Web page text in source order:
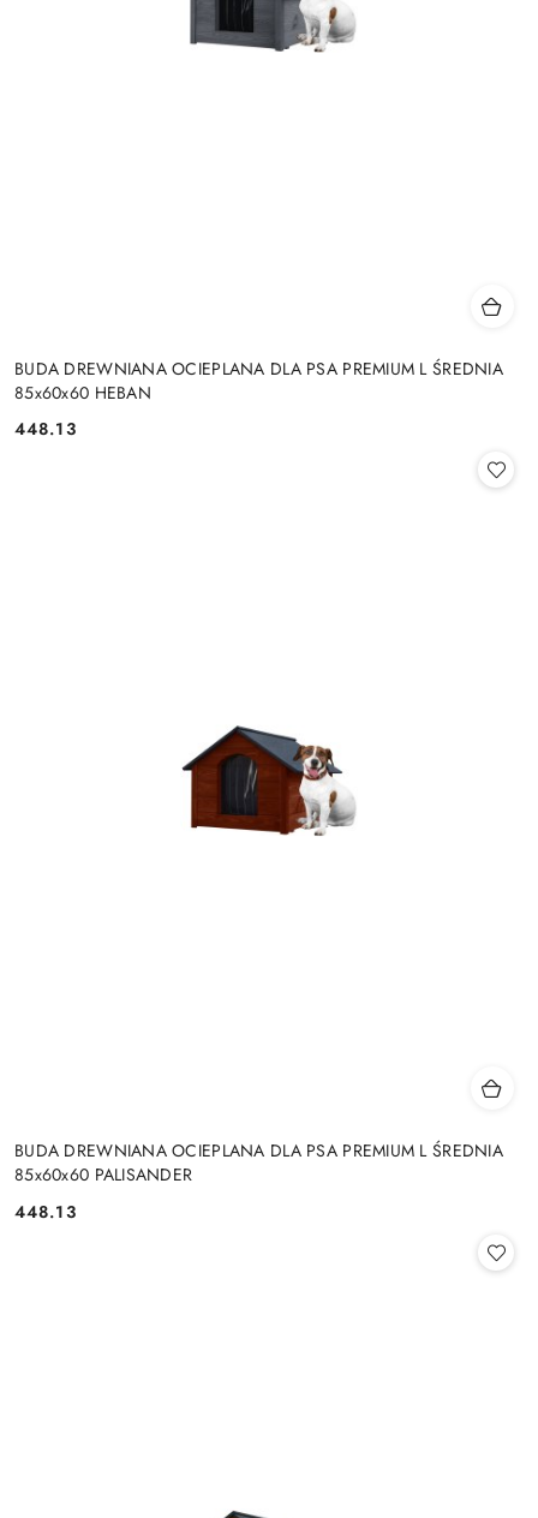
BUDA DREWNIANA OCIEPLANA DLA PSA PREMIUM L ŚREDNIA
85x60x60 HEBAN
Cena:
448.13
BUDA DREWNIANA OCIEPLANA DLA PSA PREMIUM L ŚREDNIA
85x60x60 PALISANDER
Cena:
448.13